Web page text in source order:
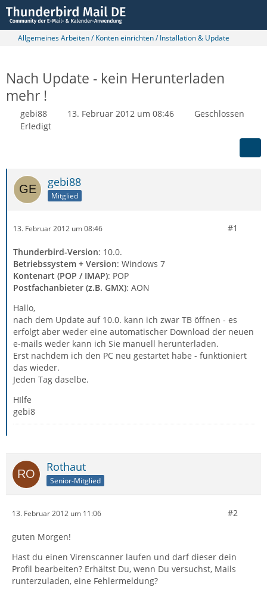
Allgemeines Arbeiten / Konten einrichten / Installation & Update
Nach Update - kein Herunterladen
mehr !
gebi88 13. Februar 2012 um 08:46
Geschlossen
Erledigt
gebi88
Mitglied
13. Februar 2012 um 08:46 #1
Thunderbird-Version: 10.0.
Betriebssystem + Version: Windows 7
Kontenart (POP / IMAP): POP
Postfachanbieter (z.B. GMX): AON
Hallo,
nach dem Update auf 10.0. kann ich zwar TB öffnen - es
erfolgt aber weder eine automatischer Download der neuen
e-mails weder kann ich Sie manuell herunterladen.
Erst nachdem ich den PC neu gestartet habe - funktioniert
das wieder.
Jeden Tag daselbe.
HIlfe
gebi8
Rothaut
Senior-Mitglied
13. Februar 2012 um 11:06 #2
guten Morgen!
Hast du einen Virenscanner laufen und darf dieser dein
Profil bearbeiten? Erhältst Du, wenn Du versuchst, Mails
runterzuladen, eine Fehlermeldung?